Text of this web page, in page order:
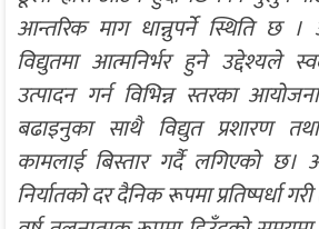
आन्तरिक माग धान्नुपर्ने स्थिति छ ।
विद्युतमा आत्मनिर्भर हुने उद्देश्यले
उत्पादन गर्न विभिन्न स्तरका
बढाइनुका साथै विद्युत प्रशारण
कामलाई बिस्तार गर्दै लगिएको छ।
निर्यातको दर दैनिक रूपमा प्रतिष्पर्धा